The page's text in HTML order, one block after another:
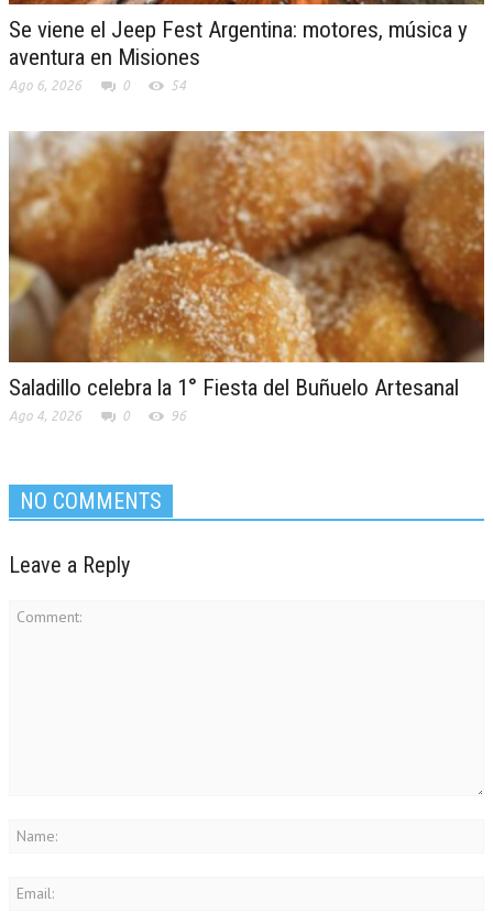
Se viene el Jeep Fest Argentina: motores, música y
aventura en Misiones
Ago 6, 2026 0 54
Saladillo celebra la 1° Fiesta del Buñuelo Artesanal
Ago 4, 2026 0 96
NO COMMENTS
Leave a Reply